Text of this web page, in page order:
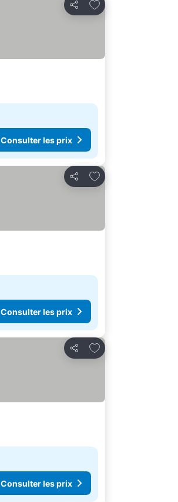
Partager
Ajouter à mes favoris
Consulter les prix
Partager
Ajouter à mes favoris
Consulter les prix
Partager
Ajouter à mes favoris
Consulter les prix